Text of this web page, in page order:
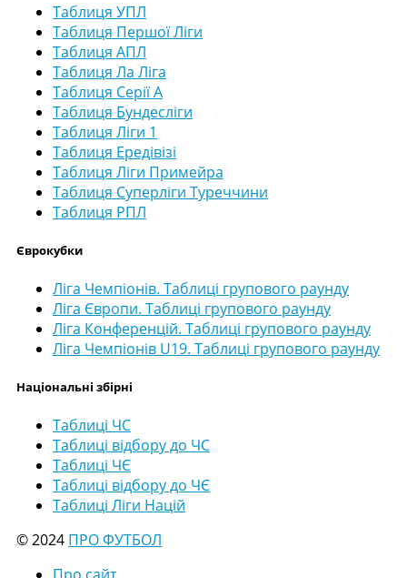
Таблиця УПЛ
Таблиця Першої Ліги
Таблиця АПЛ
Таблиця Ла Ліга
Таблиця Серії А
Таблиця Бундесліги
Таблиця Ліги 1
Таблиця Ередівізі
Таблиця Ліги Примейра
Таблиця Суперліги Туреччини
Таблиця РПЛ
Єврокубки
Ліга Чемпіонів. Таблиці групового раунду
Ліга Європи. Таблиці групового раунду
Ліга Конференцій. Таблиці групового раунду
Ліга Чемпіонів U19. Таблиці групового раунду
Національні збірні
Таблиці ЧС
Таблиці відбору до ЧС
Таблиці ЧЄ
Таблиці відбору до ЧЄ
Таблиці Ліги Націй
© 2024 ПРО ФУТБОЛ